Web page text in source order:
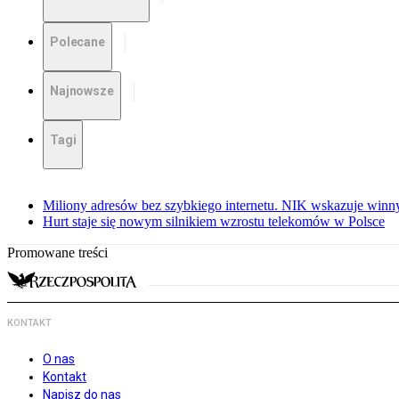
Polecane
Najnowsze
Tagi
Miliony adresów bez szybkiego internetu. NIK wskazuje
Hurt staje się nowym silnikiem wzrostu telekomów w Polsce
Promowane treści
KONTAKT
O nas
Kontakt
Napisz do nas